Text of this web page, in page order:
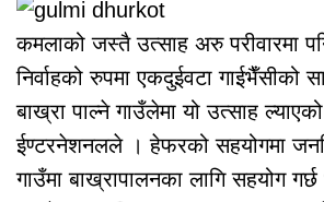
कमलाको जस्तै उत्साह अरु परीवारमा
निर्वाहको रुपमा एकदुईवटा गाईभैँसीको
बाख्रा पाल्ने गाउँलेमा यो उत्साह
ईण्टरनेशनलले । हेफरको सहयोगमा
गाउँमा बाख्रापालनका लागि सहयोग